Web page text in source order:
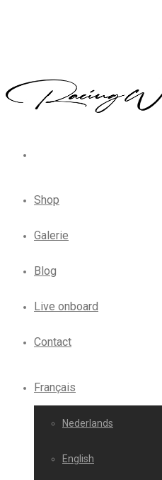
Shop
Galerie
Blog
Live onboard
Contact
Français
Nederlands
English